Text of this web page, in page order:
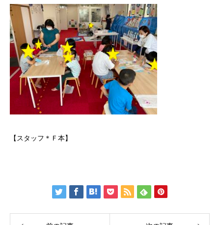
【スタッフ＊Ｆ本】